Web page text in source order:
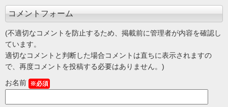
コメントフォーム
(不適切なコメントを防止するため、掲載前に管理者が内容を確認し
ています。
適切なコメントと判断した場合コメントは直ちに表示されますの
で、再度コメントを投稿する必要はありません。)
お名前 ※必須